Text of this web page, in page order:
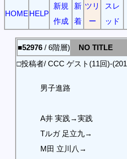
HOME HELP
新規
作成
新
着
ツリ
ー
スレ
ッド
■52976 / 6階層)
NO TITLE
□投稿者/ CCC ゲスト(11回)-
男子進路
A井 実践→実践
Tルガ 足立九→
M田 立川八→